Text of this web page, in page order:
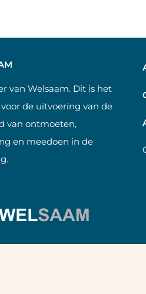
van Welsaam. Dit is het
de uitvoering van de
van ontmoeten,
en meedoen in de